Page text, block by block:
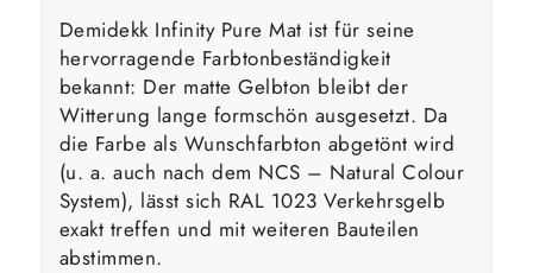
Demidekk Infinity Pure Mat ist für seine
hervorragende Farbtonbeständigkeit
bekannt: Der matte Gelbton bleibt der
Witterung lange formschön ausgesetzt. Da
die Farbe als Wunschfarbton abgetönt wird
(u. a. auch nach dem NCS – Natural Colour
System), lässt sich RAL 1023 Verkehrsgelb
exakt treffen und mit weiteren Bauteilen
abstimmen.